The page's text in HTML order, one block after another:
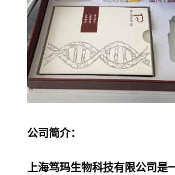
公司简介：
上海笃玛生物科技有限公司是